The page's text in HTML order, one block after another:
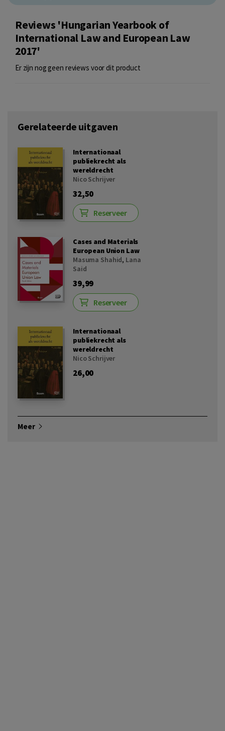
Reviews 'Hungarian Yearbook of
International Law and European Law
2017'
Er zijn nog geen reviews voor dit product
Gerelateerde uitgaven
Internationaal
publiekrecht als
wereldrecht
Nico Schrijver
32,50
Reserveer
Cases and Materials
European Union Law
Masuma Shahid, Lana
Said
39,99
Reserveer
Internationaal
publiekrecht als
wereldrecht
Nico Schrijver
26,00
Meer